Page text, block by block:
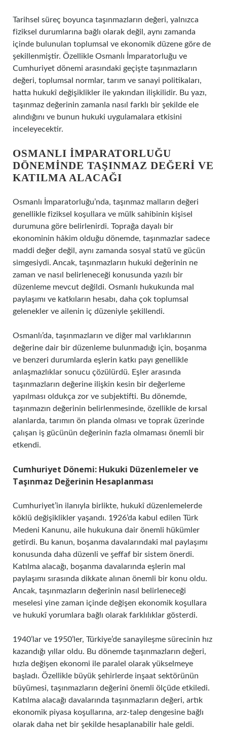
Tarihsel süreç boyunca taşınmazların değeri, yalnızca
fiziksel durumlarına bağlı olarak değil, aynı zamanda
içinde bulunulan toplumsal ve ekonomik düzene göre de
şekillenmiştir. Özellikle Osmanlı İmparatorluğu ve
Cumhuriyet dönemi arasındaki geçişte taşınmazların
değeri, toplumsal normlar, tarım ve sanayi politikaları,
hatta hukukî değişiklikler ile yakından ilişkilidir. Bu yazı,
taşınmaz değerinin zamanla nasıl farklı bir şekilde ele
alındığını ve bunun hukuki uygulamalara etkisini
inceleyecektir.
OSMANLI İMPARATORLUĞU
DÖNEMINDE TAŞINMAZ DEĞERI VE
KATILMA ALACAĞI
Osmanlı İmparatorluğu’nda, taşınmaz malların değeri
genellikle fiziksel koşullara ve mülk sahibinin kişisel
durumuna göre belirlenirdi. Toprağa dayalı bir
ekonominin hâkim olduğu dönemde, taşınmazlar sadece
maddi değer değil, aynı zamanda sosyal statü ve gücün
simgesiydi. Ancak, taşınmazların hukuki değerinin ne
zaman ve nasıl belirleneceği konusunda yazılı bir
düzenleme mevcut değildi. Osmanlı hukukunda mal
paylaşımı ve katkıların hesabı, daha çok toplumsal
gelenekler ve ailenin iç düzeniyle şekillendi.
Osmanlı’da, taşınmazların ve diğer mal varlıklarının
değerine dair bir düzenleme bulunmadığı için, boşanma
ve benzeri durumlarda eşlerin katkı payı genellikle
anlaşmazlıklar sonucu çözülürdü. Eşler arasında
taşınmazların değerine ilişkin kesin bir değerleme
yapılması oldukça zor ve subjektifti. Bu dönemde,
taşınmazın değerinin belirlenmesinde, özellikle de kırsal
alanlarda, tarımın ön planda olması ve toprak üzerinde
çalışan iş gücünün değerinin fazla olmaması önemli bir
etkendi.
Cumhuriyet Dönemi: Hukuki Düzenlemeler ve
Taşınmaz Değerinin Hesaplanması
Cumhuriyet’in ilanıyla birlikte, hukukî düzenlemelerde
köklü değişiklikler yaşandı. 1926’da kabul edilen Türk
Medeni Kanunu, aile hukukuna dair önemli hükümler
getirdi. Bu kanun, boşanma davalarındaki mal paylaşımı
konusunda daha düzenli ve şeffaf bir sistem önerdi.
Katılma alacağı, boşanma davalarında eşlerin mal
paylaşımı sırasında dikkate alınan önemli bir konu oldu.
Ancak, taşınmazların değerinin nasıl belirleneceği
meselesi yine zaman içinde değişen ekonomik koşullara
ve hukukî yorumlara bağlı olarak farklılıklar gösterdi.
1940’lar ve 1950’ler, Türkiye’de sanayileşme sürecinin hız
kazandığı yıllar oldu. Bu dönemde taşınmazların değeri,
hızla değişen ekonomi ile paralel olarak yükselmeye
başladı. Özellikle büyük şehirlerde inşaat sektörünün
büyümesi, taşınmazların değerini önemli ölçüde etkiledi.
Katılma alacağı davalarında taşınmazların değeri, artık
ekonomik piyasa koşullarına, arz-talep dengesine bağlı
olarak daha net bir şekilde hesaplanabilir hale geldi.